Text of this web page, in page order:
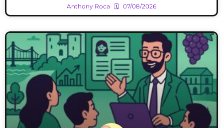
Anthony Roca 07/08/2026